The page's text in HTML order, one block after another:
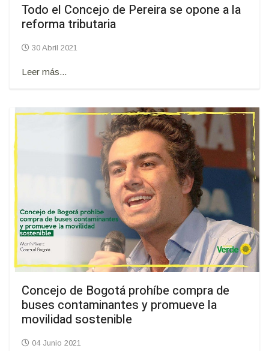
Todo el Concejo de Pereira se opone a la
reforma tributaria
30 Abril 2021
Leer más...
Concejo de Bogotá prohíbe compra de
buses contaminantes y promueve la
movilidad sostenible
04 Junio 2021